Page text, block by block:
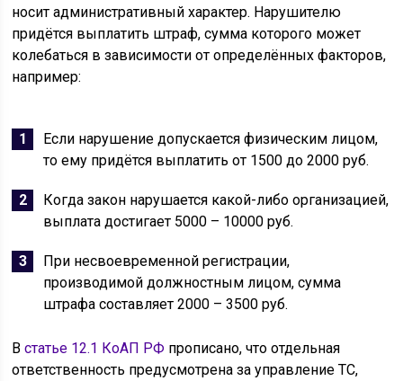
носит административный характер. Нарушителю
придётся выплатить штраф, сумма которого может
колебаться в зависимости от определённых факторов,
например:
Если нарушение допускается физическим лицом,
то ему придётся выплатить от 1500 до 2000 руб.
Когда закон нарушается какой-либо организацией,
выплата достигает 5000 – 10000 руб.
При несвоевременной регистрации,
производимой должностным лицом, сумма
штрафа составляет 2000 – 3500 руб.
Встатье 12.1 КоАП РФ прописано, что отдельная
ответственность предусмотрена за управление ТС,